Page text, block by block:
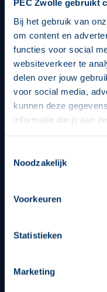
PEC Zwolle gebruikt
Bij het gebruik van
om content en
functies voor social
websiteverkeer te
delen over jouw
voor social media,
kunnen deze
informatie die jij aan
op een veilige en
beheren op de
Noodzakelijk
Voorkeuren
Statistieken
Marketing